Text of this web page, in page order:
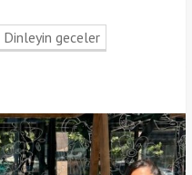
Dinleyin geceler